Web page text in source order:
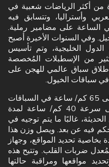
من أكثر الرياضات شعبية في
وأستراليا، وتتسابق فيه
تصل لـ 60 كم في الساعة على مضامير رملية.
وفي السنوات الأخيرة أصبح
الخليجية، وتم تأسيس
من الإسطبلات المُخصصة
سباق عالمي للهجن على
سباقات الخيول.
يُمكن للهجن العدو بسرعة تصل إلى 65 كم/ ساعة في السباقات
القصيرة كما يمكنها الحفاظ على سرعة 40 كم/ ساعة لمدة
غالبًا ما يتم توجيه في
فيه عن بعد. ويصل وزن هذا
مزودة بخاصية تحديد المواقع، وجهاز
ضربات القلب. وتتيح هذه
مواقعها ومراقبة حالتها